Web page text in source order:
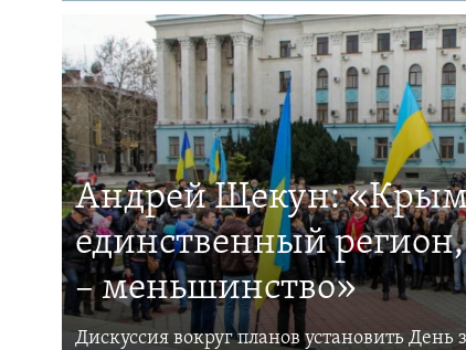
Андрей Щекун:
единственный
– меньшинство»
Дискуссия вокруг планов установить